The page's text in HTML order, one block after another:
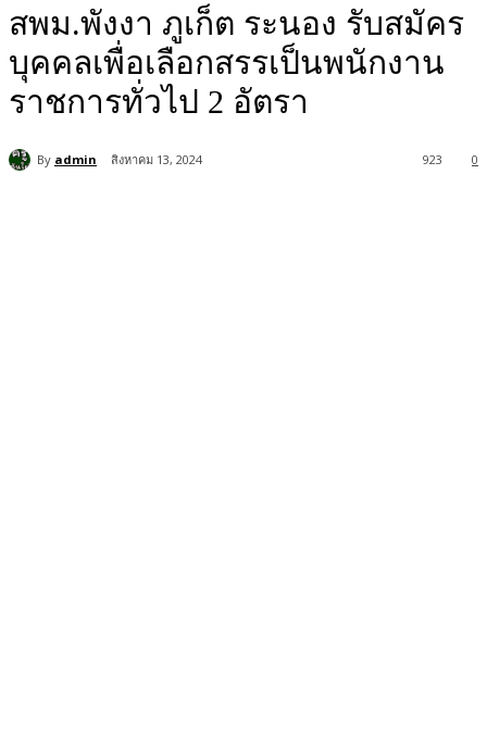
สพม.พังงา ภูเก็ต ระนอง รับสมัคร
บุคคลเพื่อเลือกสรรเป็นพนักงาน
ราชการทั่วไป 2 อัตรา
By admin สิงหาคม 13, 2024 0
923